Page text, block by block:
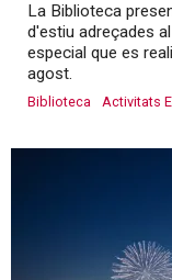
La Biblioteca
d'estiu adreçades
especial que es
agost.
Biblioteca Activitats